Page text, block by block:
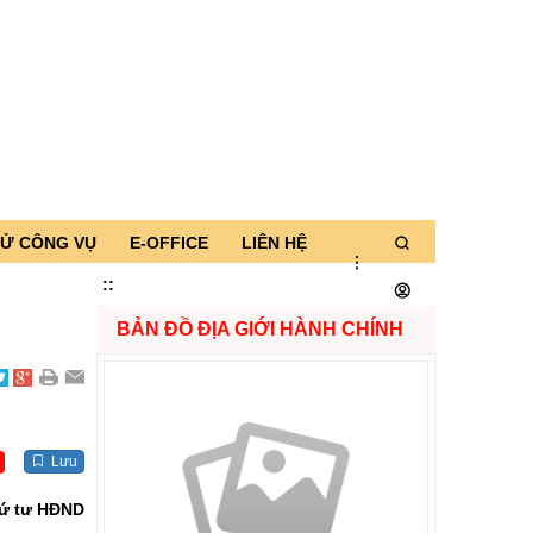
CÔNG VỤ E-OFFICE LIÊN HỆ
::
Lưu
tư HĐND
BẢN ĐỒ ĐỊA GIỚI HÀNH CHÍNH